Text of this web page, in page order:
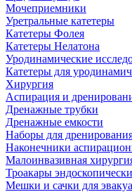
Мочеприемники
Уретральные катетеры
Катетеры Фолея
Катетеры Нелатона
Уродинамические
Катетеры для
Хирургия
Аспирация и
Дренажные трубки
Дренажные емкости
Наборы для
Наконечники
Малоинвазивная
Троакары
Мешки и сачки для